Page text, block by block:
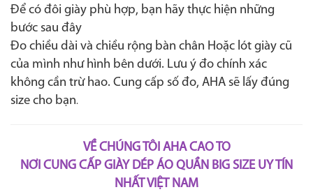
Để có đôi giày phù hợp, bạn hãy thực hiện những
bước sau đây
Đo chiều dài và chiều rộng bàn chân Hoặc lót giày cũ
của mình như hình bên dưới. Lưu ý đo chính xác
không cần trừ hao. Cung cấp số đo, AHA sẽ lấy đúng
size cho bạn.
VỀ CHÚNG TÔI AHA CAO TO
NƠI CUNG CẤP GIÀY DÉP ÁO QUẦN BIG SIZE UY TÍN
NHẤT VIỆT NAM